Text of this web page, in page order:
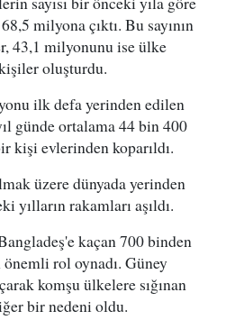
milyona çıktı. Bu sayının
43,1 milyonunu ise ülke
oluşturdu.
ilk defa yerinden edilen
günde ortalama 44 bin 400
kişi evlerinden koparıldı.
üzere dünyada yerinden
yılların rakamları aşıldı.
kaçan 700 binden
rol oynadı. Güney
komşu ülkelere sığınan
bir nedeni oldu.